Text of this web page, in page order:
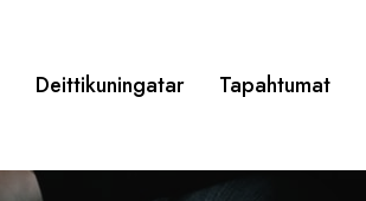
Deittikuningatar Tapahtumat